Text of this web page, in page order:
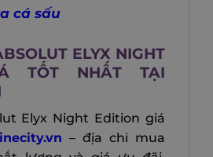
cá sấu
ELYX NIGHT
TỐT NHẤT TẠI
Elyx Night Edition giá
– địa chỉ mua